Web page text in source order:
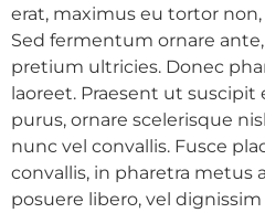
erat, maximus eu tortor
Sed fermentum ornare
pretium ultricies. Donec
laoreet. Praesent ut suscipit
purus, ornare scelerisque
nunc vel convallis. Fusce
convallis, in pharetra metus
posuere libero, vel